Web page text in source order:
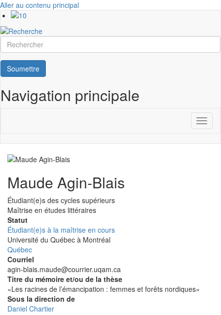
Aller au contenu principal
Rechercher
Soumettre
Navigation principale
Maude Agin-Blais
Étudiant(e)s des cycles supérieurs
Programme
d'étude
Maîtrise en études littéraires
Statut
Étudiant(e)s à la maîtrise en cours
Université
Université du Québec à Montréal
Québec
Courriel
agin-blais.maude@courrier.uqam.ca
Titre du mémoire et/ou de la thèse
«Les racines de l’émancipation : femmes et forêts nordiques»
Sous la direction de
Daniel Chartier